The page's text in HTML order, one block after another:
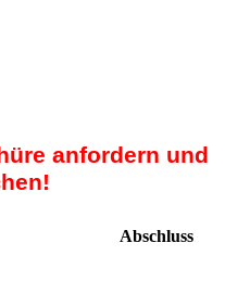
anfordern und
Abschluss